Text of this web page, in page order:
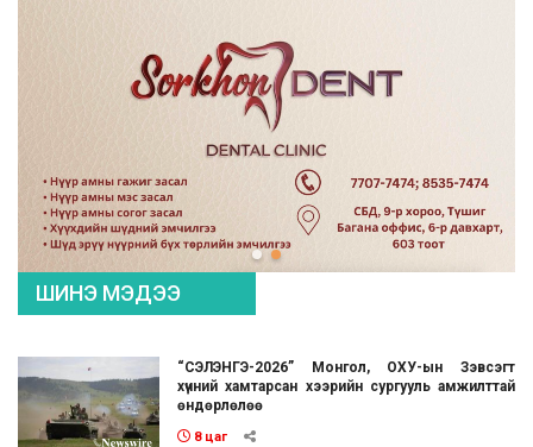
ШИНЭ МЭДЭЭ
“СЭЛЭНГЭ-2026” Монгол, ОХУ-ын Зэвсэгт
хүчний хамтарсан хээрийн сургууль амжилттай
өндөрлөлөө
8 цаг